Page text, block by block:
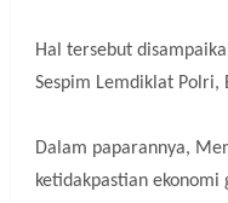
Hal tersebut
Sespim Lemdiklat Polri,
Dalam paparannya,
ketidakpastian